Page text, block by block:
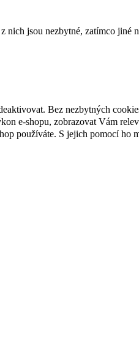
jsou nezbytné, zatímco
Bez nezbytných
e-shopu, zobrazovat Vám
používáte. S jejich pomocí ho